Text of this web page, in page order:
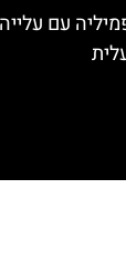
עם עלייה